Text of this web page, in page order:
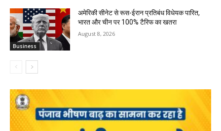
Business
अमेरिकी सीनेट से रूस-ईरान प्रतिबंध विधेयक पारित,
भारत और चीन पर 100% टैरिफ का खतरा
August 8, 2026